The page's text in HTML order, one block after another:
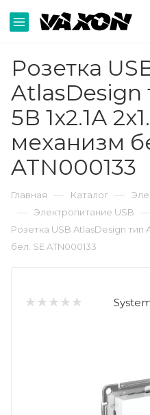
Розетка
AtlasDesign
5В 1х2.1А
механизм
ATN000133
Главная — Каталог —
— Электропитание USB —
Розетка USB AtlasDesign тип
бел. SE ATN000133